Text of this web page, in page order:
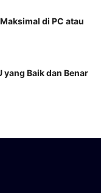
di PC atau
yang Baik dan Benar